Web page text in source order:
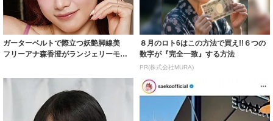
ガーターベルトで際立つ妖艶脚線美
フリーアナ森香澄がランジェリーモデ
８月のロト6はこの方法で買え!!６つの
数字が『完全一致』する方法
PR(株式会社MURA)